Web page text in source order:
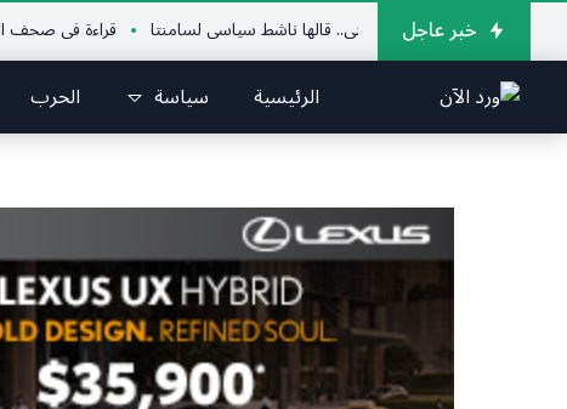
خبر عاجل
السوري زعجني.. قالها ناشط سياسي لسامنتا قراءة في صحف اليوم
الرئيسية سياسة الحرب